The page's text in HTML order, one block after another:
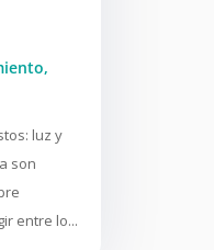
,
luz y
son
entre lo...